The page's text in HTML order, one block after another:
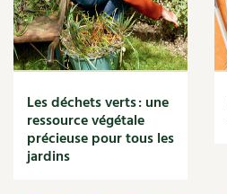
Maux
Méditerranéen
Menace
Mésange
Microflore
Migraine
Mode de culture
Montagne
Les déchets verts : une
ressource végétale
précieuse pour tous les
jardins